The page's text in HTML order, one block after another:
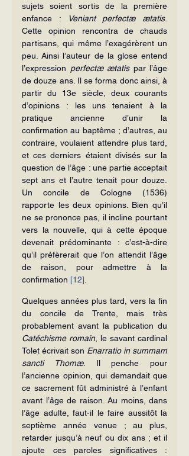
sujets soient sortis de la première
enfance :
Veniant perfectæ ætatis.
Cette opinion rencontra de chauds
partisans, qui même l’exagérèrent un
peu. Ainsi l’auteur de la glose entend
l’expression perfectæ ætatis par l’âge
de douze ans. Il se forma donc ainsi, à
partir du 13e siècle, deux courants
d’opinions : les uns tenaient à la
pratique ancienne d’unir la
confirmation au baptême ; d’autres, au
contraire, voulaient attendre plus tard,
et ces derniers étaient divisés sur la
question de l’âge : une partie acceptait
sept ans et l’autre tenait pour douze.
Un concile de Cologne (1536)
rapporte les deux opinions. Bien qu’il
ne se prononce pas, il incline pourtant
vers la nouvelle, qui à cette époque
devenait prédominante : c’est-à-dire
qu’il préfèrerait que l’on attendit l’âge
de raison, pour admettre à la
confirmation [12]
Quelques années plus tard, vers la fin
du concile de Trente, mais très
Catéchisme romain, le savant cardinal
Tolet écrivait son Enarratio in summam
sancti Thomæ. Il penche pour
l’ancienne opinion, qui demandait que
ce sacrement fût administré à l’enfant
avant l’âge de raison. Au moins, dans
l’âge adulte, faut-il le faire aussitôt la
septième année venue ; au plus,
retarder jusqu’à neuf ou dix ans ; et il
ajoute ces paroles significatives :